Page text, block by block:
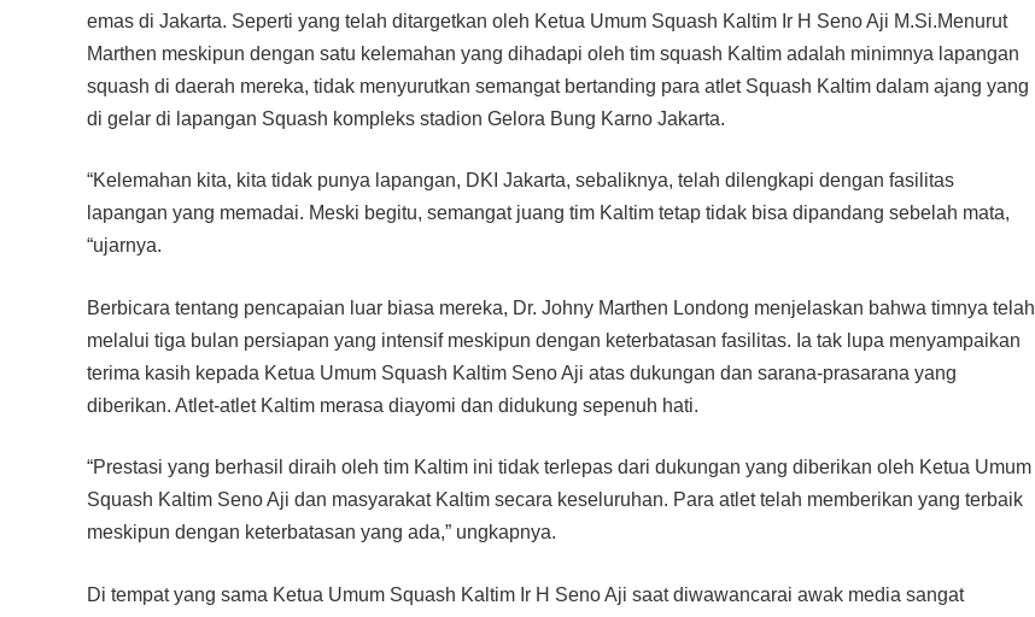
emas di Jakarta. Seperti yang telah ditargetkan oleh Ketua Umum Squash Kaltim Ir H Seno Aji M.Si.Menurut
Marthen meskipun dengan satu kelemahan yang dihadapi oleh tim squash Kaltim adalah minimnya lapangan
squash di daerah mereka, tidak menyurutkan semangat bertanding para atlet Squash Kaltim dalam ajang yang
di gelar di lapangan Squash kompleks stadion Gelora Bung Karno Jakarta.
“Kelemahan kita, kita tidak punya lapangan, DKI Jakarta, sebaliknya, telah dilengkapi dengan fasilitas
lapangan yang memadai. Meski begitu, semangat juang tim Kaltim tetap tidak bisa dipandang sebelah mata,
“ujarnya.
Berbicara tentang pencapaian luar biasa mereka, Dr. Johny Marthen Londong menjelaskan bahwa timnya telah
melalui tiga bulan persiapan yang intensif meskipun dengan keterbatasan fasilitas. Ia tak lupa menyampaikan
terima kasih kepada Ketua Umum Squash Kaltim Seno Aji atas dukungan dan sarana-prasarana yang
diberikan. Atlet-atlet Kaltim merasa diayomi dan didukung sepenuh hati.
“Prestasi yang berhasil diraih oleh tim Kaltim ini tidak terlepas dari dukungan yang diberikan oleh Ketua Umum
Squash Kaltim Seno Aji dan masyarakat Kaltim secara keseluruhan. Para atlet telah memberikan yang terbaik
meskipun dengan keterbatasan yang ada,” ungkapnya.
Di tempat yang sama Ketua Umum Squash Kaltim Ir H Seno Aji saat diwawancarai awak media sangat